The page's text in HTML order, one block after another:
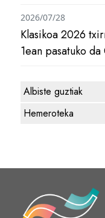
Klasikoa 2026
1ean pasatuko
2026/07/28
Albiste guztiak
Hemeroteka